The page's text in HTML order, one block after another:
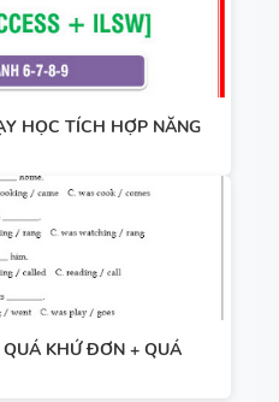
HỌC TÍCH HỢP NĂNG
KHỨ ĐƠN + QUÁ